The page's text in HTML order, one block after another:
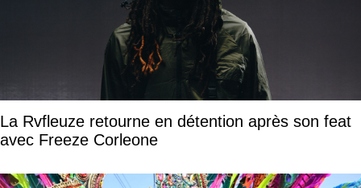
La Rvfleuze retourne en détention après son feat
avec Freeze Corleone